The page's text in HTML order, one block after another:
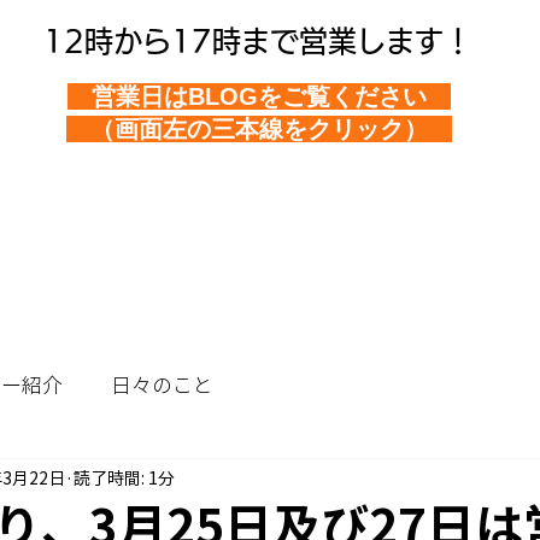
12時から17時まで営業します！
営業日はBLOGをご覧ください
（画面左の三本線をクリック）
紹介 日々のこと
、3月25日及び27日は
月22日 読了時間: 1分